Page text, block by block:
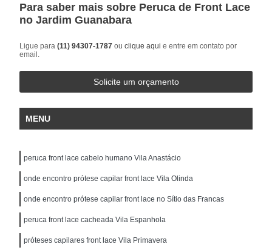
Para saber mais sobre Peruca de Front Lace
no Jardim Guanabara
Ligue para(11) 94307-1787ouclique aqui e entre em contato por
email.
Solicite um orçamento
MENU
peruca front lace cabelo humano Vila Anastácio
onde encontro prótese capilar front lace Vila Olinda
onde encontro prótese capilar front lace no Sítio das Francas
peruca front lace cacheada Vila Espanhola
próteses capilares front lace Vila Primavera